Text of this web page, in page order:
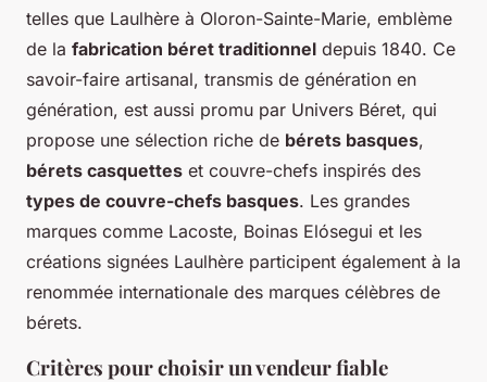
telles que Laulhère à Oloron-Sainte-Marie, emblème
de la fabrication béret traditionnel depuis 1840. Ce
savoir-faire artisanal, transmis de génération en
génération, est aussi promu par Univers Béret, qui
propose une sélection riche de bérets basques,
bérets casquettes et couvre-chefs inspirés des
types de couvre-chefs basques. Les grandes
marques comme Lacoste, Boinas Elósegui et les
créations signées Laulhère participent également à la
renommée internationale des marques célèbres de
bérets.
Critères pour choisir un vendeur fiable